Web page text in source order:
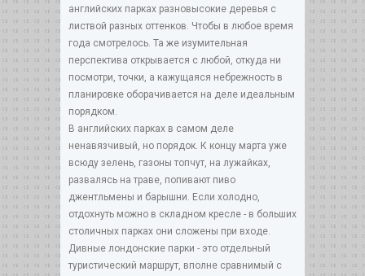
английских парках разновысокие деревья с
листвой разных оттенков. Чтобы в любое время
года смотрелось. Та же изумительная
перспектива открывается с любой, откуда ни
посмотри, точки, а кажущаяся небрежность в
планировке оборачивается на деле идеальным
порядком.
В английских парках в самом деле
ненавязчивый, но порядок. К концу марта уже
всюду зелень, газоны топчут, на лужайках,
развалясь на траве, попивают пиво
джентльмены и барышни. Если холодно,
отдохнуть можно в складном кресле - в больших
столичных парках они сложены при входе.
Дивные лондонские парки - это отдельный
туристический маршрут, вполне сравнимый с